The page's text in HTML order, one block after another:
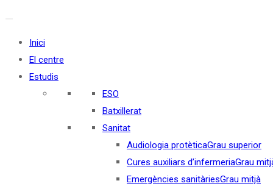
Inici
El centre
Estudis
ESO
Batxillerat
Sanitat
Audiologia protèticaGrau superior
Cures auxiliars d’infermeriaGrau
Emergències sanitàriesGrau mitjà